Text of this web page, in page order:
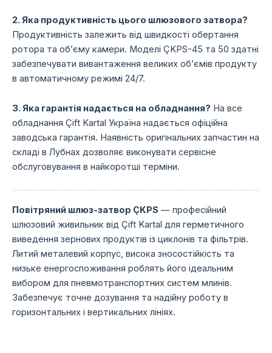
2. Яка продуктивність цього шлюзового затвора?
Продуктивність залежить від швидкості обертання
ротора та об’єму камери. Моделі ÇKPS-45 та 50 здатні
забезпечувати вивантаження великих об’ємів продукту
в автоматичному режимі 24/7.
3. Яка гарантія надається на обладнання? На все
обладнання Çift Kartal Україна надається офіційна
заводська гарантія. Наявність оригінальних запчастин на
складі в Лубнах дозволяє виконувати сервісне
обслуговування в найкоротші терміни.
Повітряний шлюз-затвор ÇKPS — професійний
шлюзовий живильник від Çift Kartal для герметичного
виведення зернових продуктів із циклонів та фільтрів.
Литий металевий корпус, висока зносостійкість та
низьке енергоспоживання роблять його ідеальним
вибором для пневмотранспортних систем млинів.
Забезпечує точне дозування та надійну роботу в
горизонтальних і вертикальних лініях.